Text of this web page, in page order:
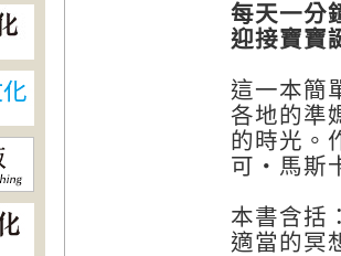
每天一分
迎接寶寶
這一本簡
各地的準
的時光。
可・馬斯
本書含括
適當的冥